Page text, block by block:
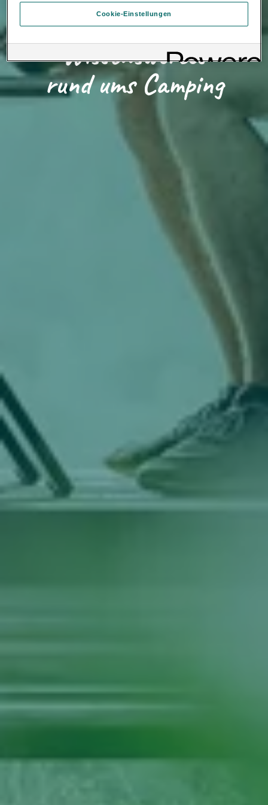
Wissenswertes
rund ums Camping
Loading...
Inter Auto GmbH & Co KG. Nähere Informationen über Cookies
finden Sie in der Cookie-Richtlinie oder in den Cookie-
Einstellungen. Sie finden die Cookie-Einstellungen am Ende der
einen von uns personalisierten Link auf unsere Website gelangen,
können Ihre erzeugten Daten, sofern Sie dem explizit zugestimmt
(„Cookies mit Marketingzwecke“) haben, von Ihrem zugeordneten
Händler bzw. im Falle eines Porsche Betriebs, Porsche Inter Auto
GmbH & Co KG, eingesehen werden.
Cookie-Einstellungen